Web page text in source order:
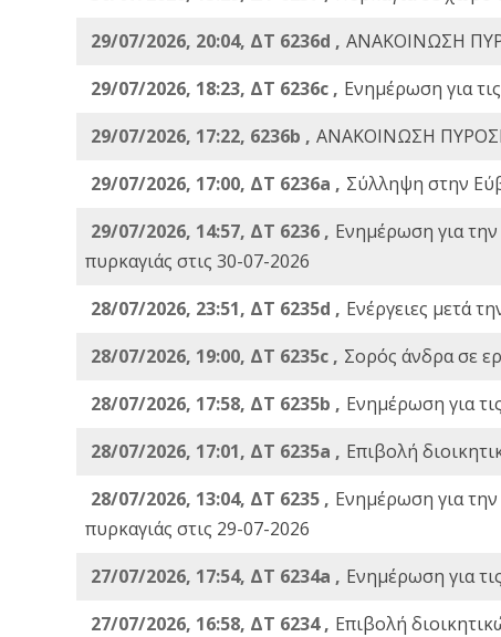
29/07/2026, 20:04, ΔΤ 6236d , ΑΝΑΚΟΙΝΩΣΗ
29/07/2026, 18:23, ΔΤ 6236c , Ενημέρωση για
29/07/2026, 17:22, 6236b , ΑΝΑΚΟΙΝΩΣΗ
29/07/2026, 17:00, ΔΤ 6236a , Σύλληψη στην
29/07/2026, 14:57, ΔΤ 6236 , Ενημέρωση για
πυρκαγιάς στις 30-07-2026
28/07/2026, 23:51, ΔΤ 6235d , Ενέργειες μετά
28/07/2026, 19:00, ΔΤ 6235c , Σορός άνδρα σε
28/07/2026, 17:58, ΔΤ 6235b , Ενημέρωση για
28/07/2026, 17:01, ΔΤ 6235a , Eπιβολή
28/07/2026, 13:04, ΔΤ 6235 , Ενημέρωση για
πυρκαγιάς στις 29-07-2026
27/07/2026, 17:54, ΔΤ 6234a , Ενημέρωση για
27/07/2026, 16:58, ΔΤ 6234 , Eπιβολή